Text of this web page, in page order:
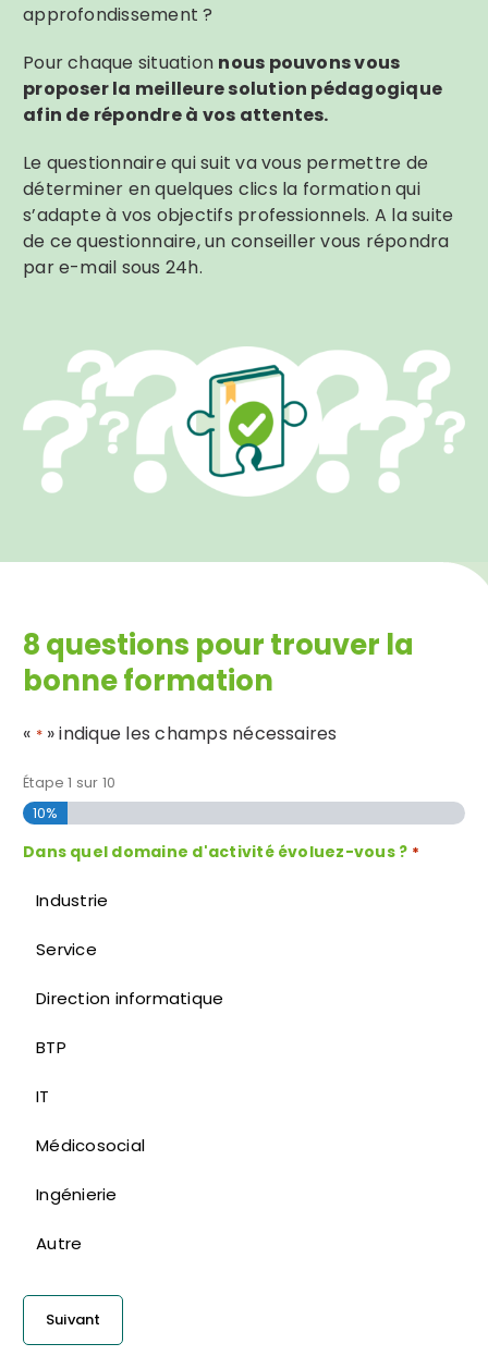
approfondissement ?
Pour chaque situation nous pouvons vous
proposer la meilleure solution pédagogique
afin de répondre à vos attentes.
Le questionnaire qui suit va vous permettre de
déterminer en quelques clics la formation qui
s’adapte à vos objectifs professionnels. A la suite
de ce questionnaire, un conseiller vous répondra
par e-mail sous 24h.
8 questions pour trouver la
bonne formation
« *» indique les champs nécessaires
Étape1 sur 10
10%
Dans quel domaine d'activité évoluez-vous ? *
Industrie
Service
Direction informatique
BTP
IT
Médicosocial
Ingénierie
Autre
Search
for: